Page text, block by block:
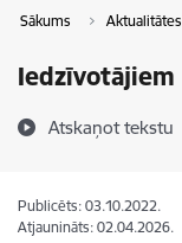
Sākums Aktualitātes
Iedzīvotājiem
Atskaņot tekstu
Publicēts: 03.10.2022.
Atjaunināts: 02.04.2026.